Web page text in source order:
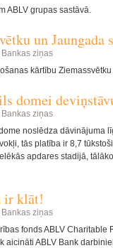
ABLV grupas sastāvā.
un Jaungada
Bankas ziņas
kārtību
domei
Bankas ziņas
noslēdza dāvinājuma
tās platība ir 8,7
apdares stadijā,
ir klāt!
Bankas ziņas
fonds ABLV Charitable
aicināti ABLV Bank